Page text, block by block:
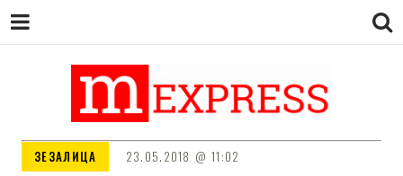
ЗЕЗАЛИЦА 23.05.2018 11:02